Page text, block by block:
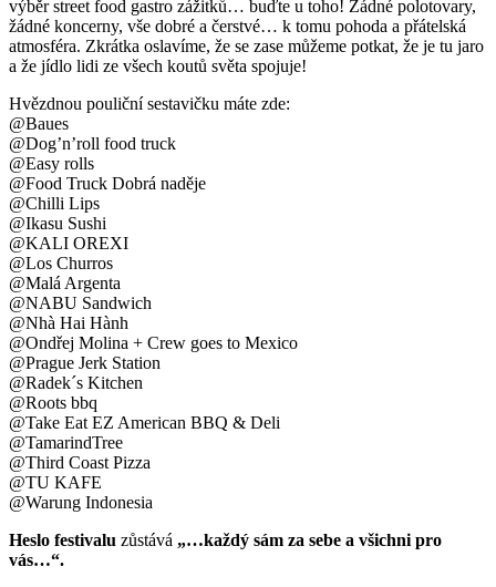
výběr street food gastro zážitků… buďte u toho! Žádné polotovary,
žádné koncerny, vše dobré a čerstvé… k tomu pohoda a přátelská
atmosféra. Zkrátka oslavíme, že se zase můžeme potkat, že je tu jaro
a že jídlo lidi ze všech koutů světa spojuje!
Hvězdnou pouliční sestavičku máte zde:
@Baues
@Dog’n’roll food truck
@Easy rolls
@Food Truck Dobrá naděje
@Chilli Lips
@Ikasu Sushi
@KALI OREXI
@Los Churros
@Malá Argenta
@NABU Sandwich
@Nhà Hai Hành
@Ondřej Molina + Crew goes to Mexico
@Prague Jerk Station
@Radek´s Kitchen
@Roots bbq
@Take Eat EZ American BBQ & Deli
@TamarindTree
@Third Coast Pizza
@TU KAFE
@Warung Indonesia
Heslo festivalu zůstává „…každý sám za sebe a všichni pro
vás…“.